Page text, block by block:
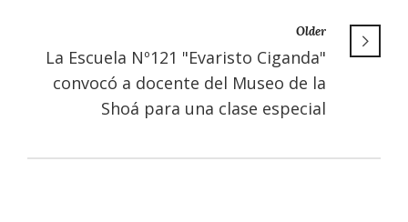
Older
La Escuela Nº121 "Evaristo Ciganda"
convocó a docente del Museo de la
Shoá para una clase especial